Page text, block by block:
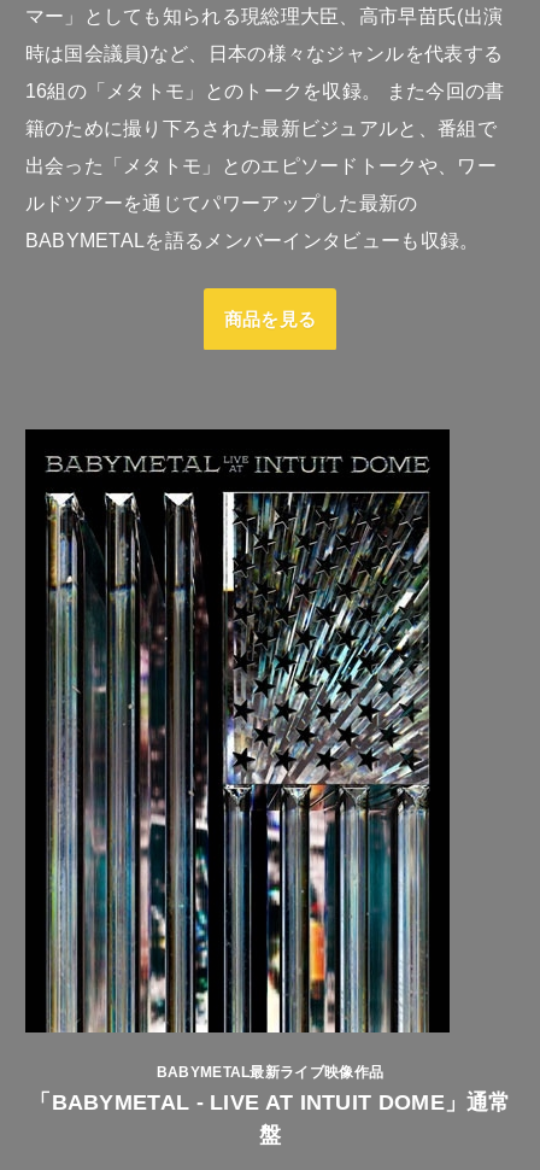
マー」としても知られる現総理大臣、高市早苗氏(出演
時は国会議員)など、日本の様々なジャンルを代表する
16組の「メタトモ」とのトークを収録。 また今回の書
籍のために撮り下ろされた最新ビジュアルと、番組で
出会った「メタトモ」とのエピソードトークや、ワー
ルドツアーを通じてパワーアップした最新の
BABYMETALを語るメンバーインタビューも収録。
商品を見る
BABYMETAL最新ライブ映像作品
「BABYMETAL - LIVE AT INTUIT DOME」通常
盤